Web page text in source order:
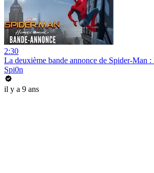
2:30
La deuxième bande annonce de Spider-Man
Spi0n
il y a 9 ans